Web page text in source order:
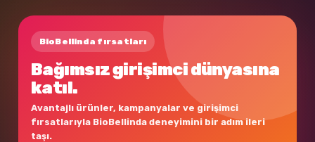
BioBellinda fırsatları
Bağımsız girişimci dünyasına
katıl.
Avantajlı ürünler, kampanyalar ve girişimci
fırsatlarıyla BioBellinda deneyimini bir adım ileri
taşı.